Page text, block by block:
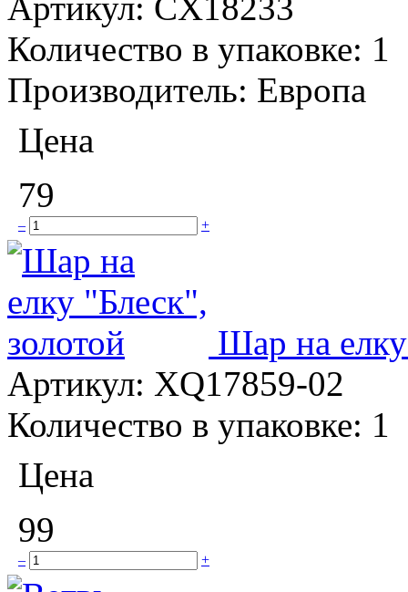
Количество в упаковке: 1
Производитель: Европа
Цена
79
– +
Шар на
Артикул: XQ17859-02
Количество в упаковке: 1
Цена
99
– +